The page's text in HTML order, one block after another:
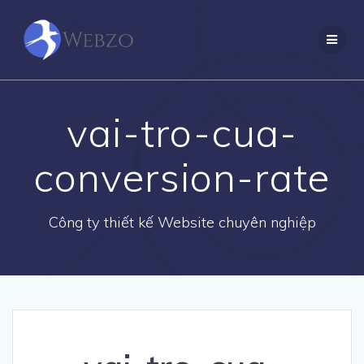
vai-tro-cua-
conversion-rate
Công ty thiết kế Website chuyên nghiệp